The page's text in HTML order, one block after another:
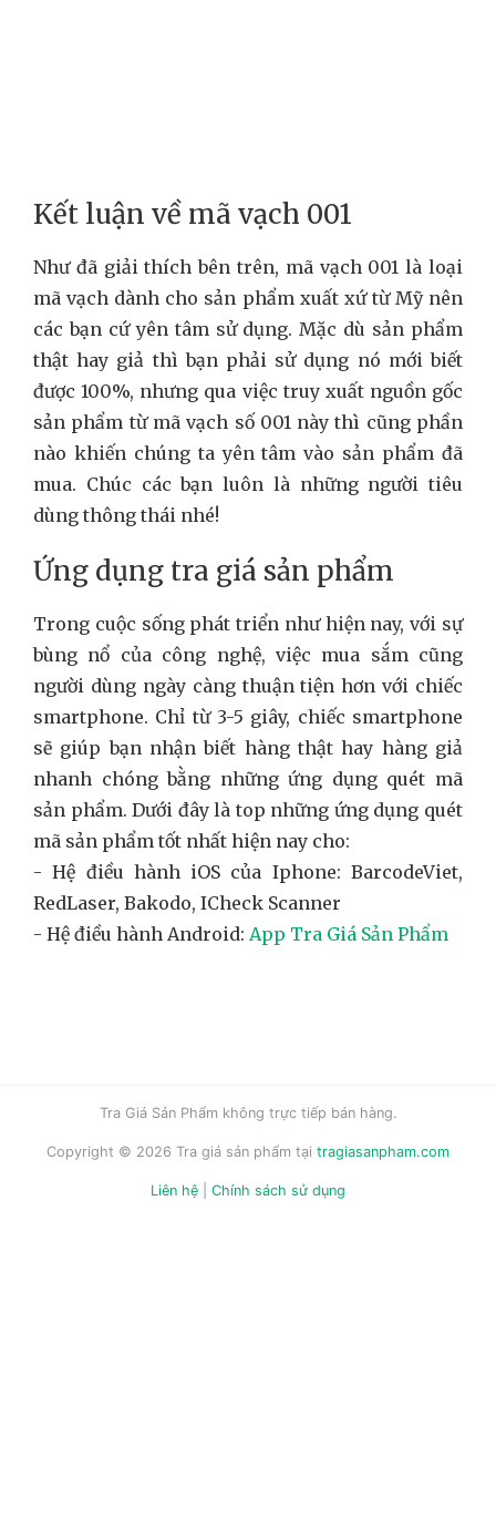
Kết luận về mã vạch 001
Như đã giải thích bên trên, mã vạch 001 là loại
mã vạch dành cho sản phẩm xuất xứ từ Mỹ nên
các bạn cứ yên tâm sử dụng. Mặc dù sản phẩm
thật hay giả thì bạn phải sử dụng nó mới biết
được 100%, nhưng qua việc truy xuất nguồn gốc
sản phẩm từ mã vạch số 001 này thì cũng phần
nào khiến chúng ta yên tâm vào sản phẩm đã
mua. Chúc các bạn luôn là những người tiêu
dùng thông thái nhé!
Ứng dụng tra giá sản phẩm
Trong cuộc sống phát triển như hiện nay, với sự
bùng nổ của công nghệ, việc mua sắm cũng
người dùng ngày càng thuận tiện hơn với chiếc
smartphone. Chỉ từ 3-5 giây, chiếc smartphone
sẽ giúp bạn nhận biết hàng thật hay hàng giả
nhanh chóng bằng những ứng dụng quét mã
sản phẩm. Dưới đây là top những ứng dụng quét
mã sản phẩm tốt nhất hiện nay cho:
- Hệ điều hành iOS của Iphone: BarcodeViet,
RedLaser, Bakodo, ICheck Scanner
- Hệ điều hành Android: App Tra Giá Sản Phẩm
Tra Giá Sản Phẩm không trực tiếp bán hàng.
Copyright © 2026 Tra giá sản phẩm tại tragiasanpham.com
Liên hệ Chính sách sử dụng